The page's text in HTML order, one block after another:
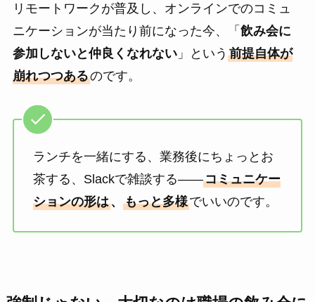
リモートワークが普及し、オンラインでのコミュ
ニケーションが当たり前になった今、「 飲み会に
参加しないと仲良くなれない」という 前提自体が
崩れつつあるのです。
ランチを一緒にする、業務後にちょっとお
茶する、Slackで雑談する――コミュニケー
ションの形は、 もっと多様でいいのです。